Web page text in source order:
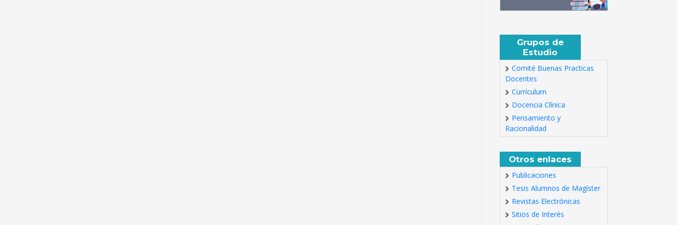
Grupos de
Estudio
Comité Buenas Practicas
Docentes
Currículum
Docencia Clínica
Pensamiento y
Racionalidad
Otros enlaces
Publicaciones
Tesis Alumnos de Magíster
Revistas Electrónicas
Sitios de Interés